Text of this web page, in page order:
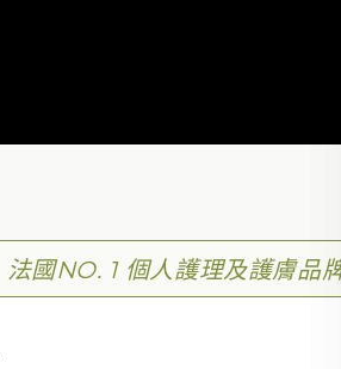
法國NO. 1 個人護理及護膚品